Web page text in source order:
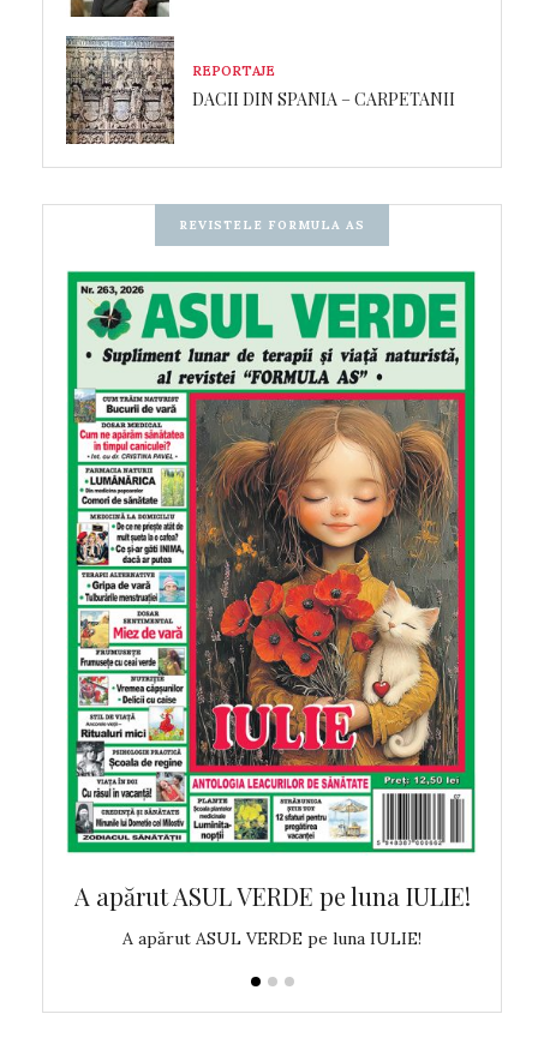
REPORTAJE
DACII DIN SPANIA – CARPETANII
REVISTELE FORMULA AS
A apărut ASUL VERDE pe luna IULIE!
A apărut ASUL VERDE pe luna IULIE!